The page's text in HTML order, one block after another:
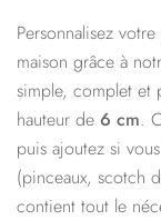
Personnalisez
maison grâce à
simple, complet et
hauteur de 6 cm.
puis ajoutez si
(pinceaux, scotch
contient tout le